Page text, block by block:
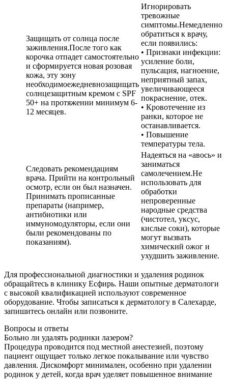
Защищать от солнца после
заживления.После того как
корочка отпадет самостоятельно
и сформируется новая розовая
кожа, эту зону
необходимоежедневнозащищать
солнцезащитным кремом с SPF
50+ на протяжении минимум 6-
12 месяцев.
Игнорировать
тревожные
симптомы.Немедленно
обратиться к врачу,
если появились:
• Признаки инфекции:
усиление боли,
пульсация, нагноение,
неприятный запах,
увеличивающееся
покраснение, отек.
• Кровотечение из
ранки, которое не
останавливается.
• Повышение
температуры тела.
Следовать рекомендациям
врача. Прийти на контрольный
осмотр, если он был назначен.
Принимать прописанные
препараты (например,
антибиотики или
иммуномодуляторы, если они
были рекомендованы по
показаниям).
Надеяться на «авось» и
заниматься
самолечением.Не
использовать для
обработки
непроверенные
народные средства
(чистотел, уксус,
кислые соки), которые
могут вызвать
химический ожог и
ухудшить заживление.
Для профессиональной диагностики и удаления родинок
обращайтесь в клинику Есфирь. Наши опытные дерматологи
с высокой квалификацией используют современное
оборудование. Чтобы записаться к дерматологу в Салехарде,
запишитесь онлайн или позвоните.
Вопросы и ответы
Больно ли удалять родинки лазером?
Процедура проводится под местной анестезией, поэтому
пациент ощущает только легкое покалывание или чувство
давления. Дискомфорт минимален, особенно при удалении
родинок у детей, когда врач уделяет повышенное внимание